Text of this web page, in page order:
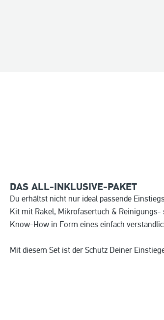
DAS ALL-INKLUSIVE-PAKET
Du erhältst nicht nur ideal passende
Kit mit Rakel, Mikrofasertuch &
Know-How in Form eines einfach
Mit diesem Set ist der Schutz Deiner